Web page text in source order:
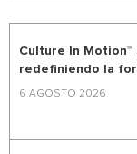
Culture In
redefiniendo la
6 AGOSTO 2026